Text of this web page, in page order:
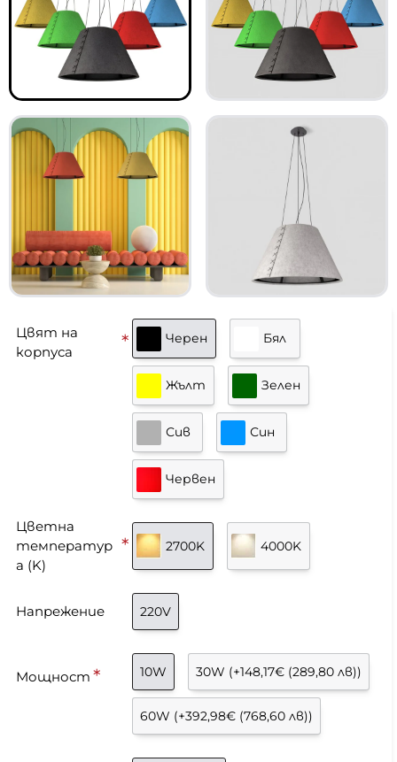
Цвят на
корпуса
Черен Бял
Жълт Зелен
Сив Син
Червен
Цветна
температур
а (K)
2700K 4000K
Напрежение 220V
Мощност 10W 30W (+148,17€ (289,80 лв))
60W (+392,98€ (768,60 лв))